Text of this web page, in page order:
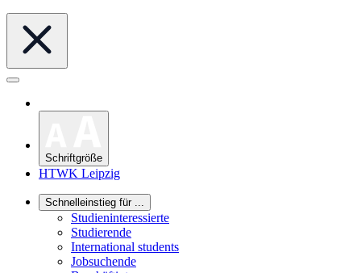
Schriftgröße
HTWK Leipzig
Schnelleinstieg für ...
Studieninteressierte
Studierende
International students
Jobsuchende